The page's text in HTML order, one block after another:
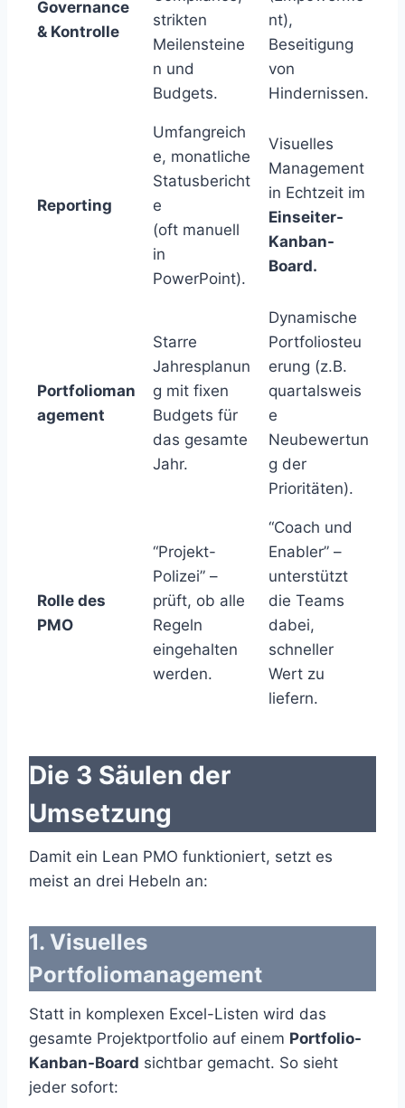
Governance
& Kontrolle
strikten
Meilensteine
n und
Budgets.
nt),
Beseitigung
von
Hindernissen.
Reporting
Umfangreich
e, monatliche
Statusbericht
e
(oft manuell
in
PowerPoint).
Visuelles
Management
in Echtzeit im
Einseiter-
Kanban-
Board.
Portfolioman
agement
Starre
Jahresplanun
g mit fixen
Budgets für
das gesamte
Jahr.
Dynamische
Portfoliosteu
erung (z.B.
quartalsweis
e
Neubewertun
g der
Prioritäten).
Rolle des
PMO
“Projekt-
Polizei” –
prüft, ob alle
Regeln
eingehalten
werden.
“Coach und
Enabler” –
unterstützt
die Teams
dabei,
schneller
Wert zu
liefern.
Die 3 Säulen der
Umsetzung
Damit ein Lean PMO funktioniert, setzt es
meist an drei Hebeln an:
1. Visuelles
Portfoliomanagement
Statt in komplexen Excel-Listen wird das
gesamte Projektportfolio auf einem Portfolio-
Kanban-Board sichtbar gemacht. So sieht
jeder sofort: